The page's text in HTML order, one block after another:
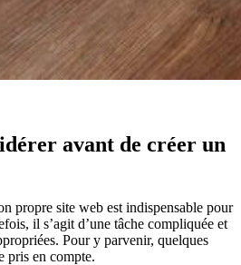
avant de créer un
propre site web est indispensable pour
il s’agit d’une tâche compliquée et
Pour y parvenir, quelques
pris en compte.